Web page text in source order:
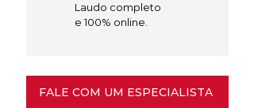
Laudo completo
e 100% online.
FALE COM UM ESPECIALISTA